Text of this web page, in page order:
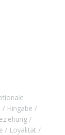
Hingabe
Loyalität